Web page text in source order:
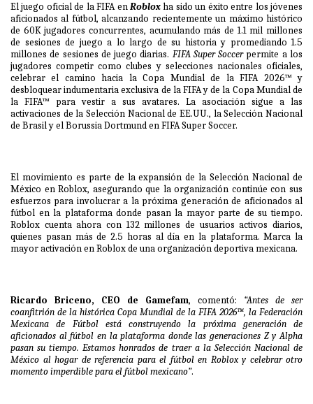
El juego oficial de la FIFA enRobloxha sido un éxito entre los jóvenes
aficionados al fútbol, alcanzando recientemente un máximo histórico
de 60K jugadores concurrentes, acumulando más de 1.1 mil millones
de sesiones de juego a lo largo de su historia y promediando 1.5
millones de sesiones de juego diarias. FIFA Super Soccerpermite a los
jugadores competir como clubes y selecciones nacionales oficiales,
celebrar el camino hacia la Copa Mundial de la FIFA 2026™ y
desbloquear indumentaria exclusiva de la FIFA y de la Copa Mundial de
la FIFA™ para vestir a sus avatares. La asociación sigue a las
activaciones de la Selección Nacional de EE.UU., la Selección Nacional
de Brasil y el Borussia Dortmund en FIFA Super Soccer.
El movimiento es parte de la expansión de la Selección Nacional de
México en Roblox, asegurando que la organización continúe con sus
esfuerzos para involucrar a la próxima generación de aficionados al
fútbol en la plataforma donde pasan la mayor parte de su tiempo.
Roblox cuenta ahora con 132 millones de usuarios activos diarios,
quienes pasan más de 2.5 horas al día en la plataforma. Marca la
mayor activación en Roblox de una organización deportiva mexicana.
Ricardo Briceno, CEO de Gamefam, comentó: “Antes de ser
coanfitrión de la histórica Copa Mundial de la FIFA 2026™, la Federación
Mexicana de Fútbol está construyendo la próxima generación de
aficionados al fútbol en la plataforma donde las generaciones Z y Alpha
pasan su tiempo. Estamos honrados de traer a la Selección Nacional de
México al hogar de referencia para el fútbol en Roblox y celebrar otro
momento imperdible para el fútbol mexicano”.